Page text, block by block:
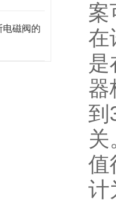
电磁阀的
案
在
是
器
到
关
值
计